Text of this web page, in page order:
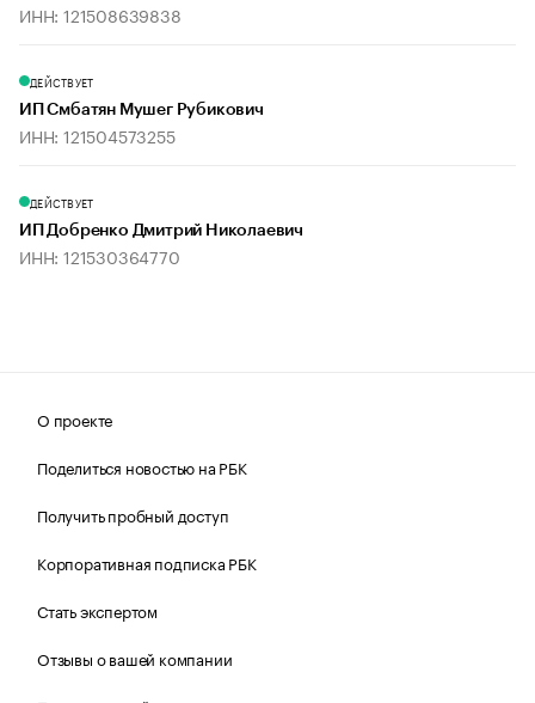
ИНН: 121508639838
ДЕЙСТВУЕТ
ИП Смбатян Мушег Рубикович
ИНН: 121504573255
ДЕЙСТВУЕТ
ИП Добренко Дмитрий Николаевич
ИНН: 121530364770
О проекте
Поделиться новостью на РБК
Получить пробный доступ
Корпоративная подписка РБК
Стать экспертом
Отзывы о вашей компании